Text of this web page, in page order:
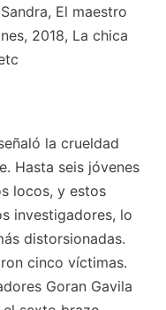
El maestro
2018, La chica
la crueldad
Hasta seis jóvenes
locos, y estos
investigadores, lo
distorsionadas.
cinco víctimas.
Goran Gavila